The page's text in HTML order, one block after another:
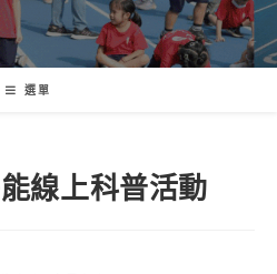
選單
線上科普活動